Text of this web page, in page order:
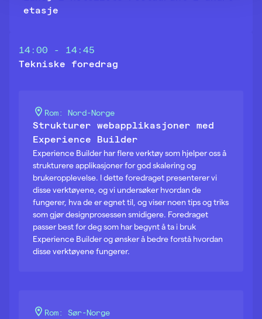
etasje
14:00 - 14:45
Tekniske foredrag
Strukturer webapplikasjoner med
Experience Builder
Experience Builder har flere verktøy som hjelper oss å
strukturere applikasjoner for god skalering og
brukeropplevelse. I dette foredraget presenterer vi
disse verktøyene, og vi undersøker hvordan de
fungerer, hva de er egnet til, og viser noen tips og triks
som gjør designprosessen smidigere. Foredraget
passer best for deg som har begynt å ta i bruk
Experience Builder og ønsker å bedre forstå hvordan
disse verktøyene fungerer.
Rom: Nord-Norge
Rom: Sør-Norge